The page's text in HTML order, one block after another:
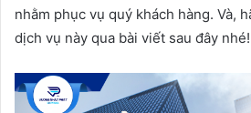
nhằm phục vụ quý khách hàng. Và,
dịch vụ này qua bài viết sau đây nhé!